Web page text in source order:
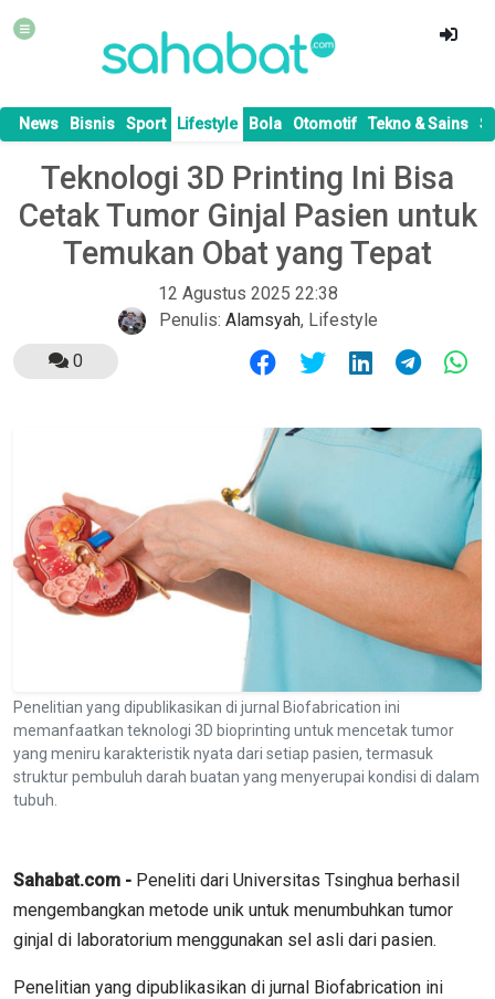
News Bisnis Sport Lifestyle Bola Otomotif Tekno & Sains
Teknologi 3D Printing Ini Bisa
Cetak Tumor Ginjal Pasien untuk
Temukan Obat yang Tepat
12 Agustus 2025 22:38
Penulis: Alamsyah, Lifestyle
0
Penelitian yang dipublikasikan di jurnal Biofabrication ini
memanfaatkan teknologi 3D bioprinting untuk mencetak tumor
yang meniru karakteristik nyata dari setiap pasien, termasuk
struktur pembuluh darah buatan yang menyerupai kondisi di dalam
tubuh.
Sahabat.com - Peneliti dari Universitas Tsinghua berhasil
mengembangkan metode unik untuk menumbuhkan tumor
ginjal di laboratorium menggunakan sel asli dari pasien.
Penelitian yang dipublikasikan di jurnal Biofabrication ini